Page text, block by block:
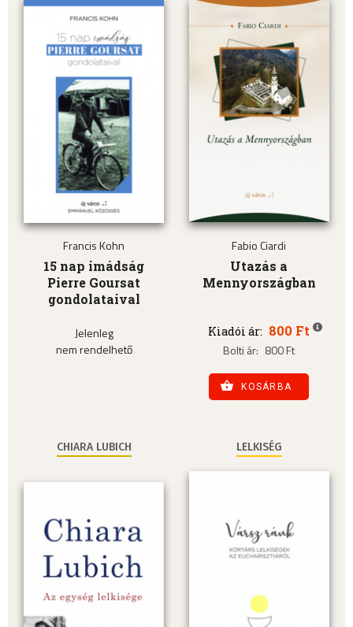
Francis Kohn
15 nap imádság
Pierre Goursat
gondolataival
Jelenleg
nem rendelhető
Fabio Ciardi
Utazás a
Mennyországban
Kiadói ár: 800 Ft
Bolti ár: 800 Ft
KOSÁRBA
CHIARA LUBICH LELKISÉG